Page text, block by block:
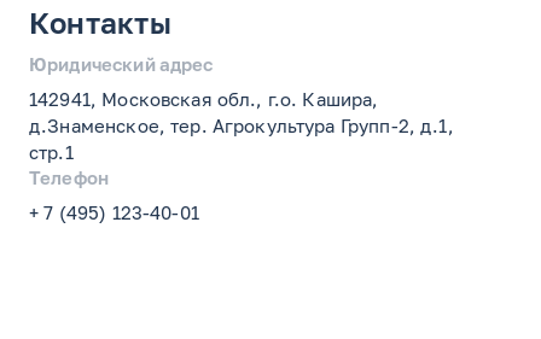
Контакты
Юридический адрес
142941, Московская обл., г.о. Кашира,
д.Знаменское, тер. Агрокультура Групп-2, д.1,
стр.1
Телефон
+ 7 (495) 123-40-01